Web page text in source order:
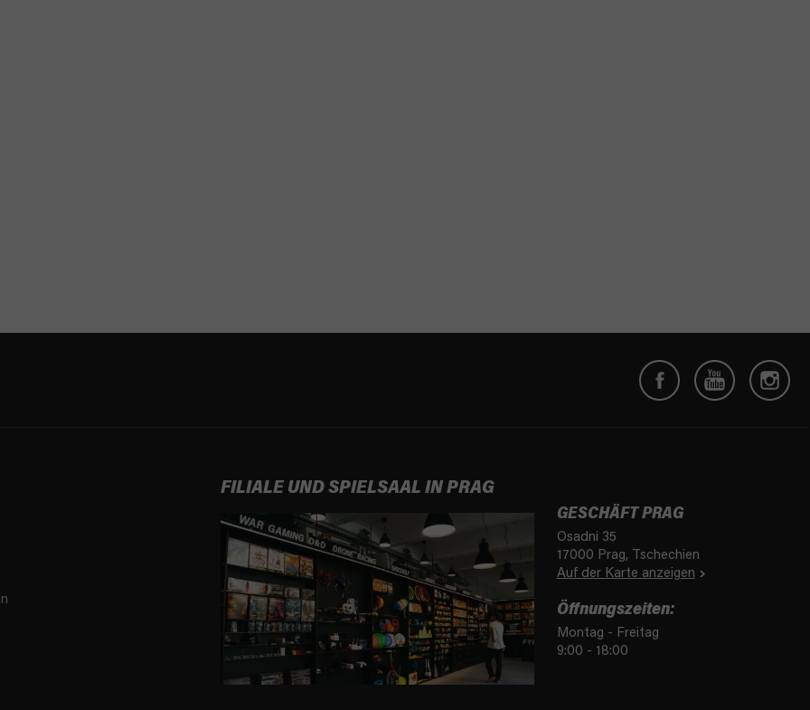
FILIALE UND SPIELSAAL IN PRAG
GESCHÄFT PRAG
Osadni 35
17000 Prag, Tschechien
Auf der Karte anzeigen
Öffnungszeiten:
Montag - Freitag
9:00 - 18:00